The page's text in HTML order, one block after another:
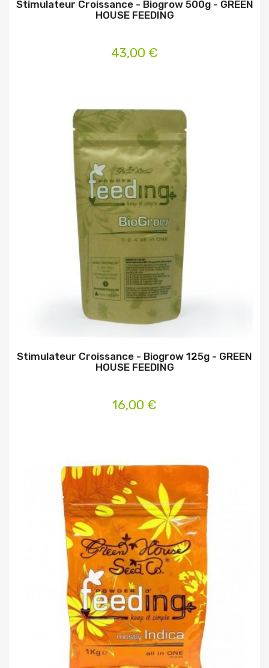
Stimulateur Croissance - Biogrow 500g - GREEN
HOUSE FEEDING
43,00 €
Stimulateur Croissance - Biogrow 125g - GREEN
HOUSE FEEDING
16,00 €